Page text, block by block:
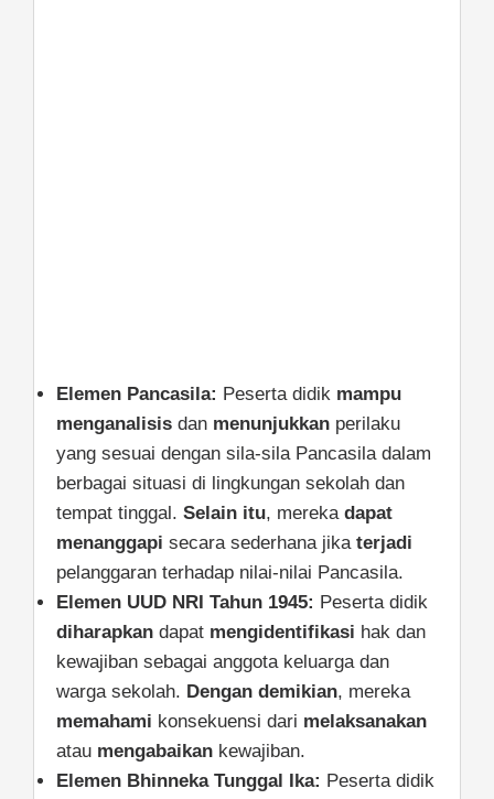
Elemen Pancasila: Peserta didik mampu
menganalisis dan menunjukkan perilaku
yang sesuai dengan sila-sila Pancasila dalam
berbagai situasi di lingkungan sekolah dan
tempat tinggal. Selain itu, mereka dapat
menanggapi secara sederhana jika terjadi
pelanggaran terhadap nilai-nilai Pancasila.
Elemen UUD NRI Tahun 1945: Peserta didik
diharapkan dapat mengidentifikasi hak dan
kewajiban sebagai anggota keluarga dan
warga sekolah. Dengan demikian, mereka
memahami konsekuensi dari melaksanakan
atau mengabaikan kewajiban.
Elemen Bhinneka Tunggal Ika: Peserta didik